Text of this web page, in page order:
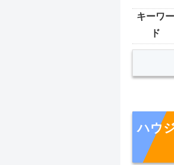
キーワー
ド
ハウ